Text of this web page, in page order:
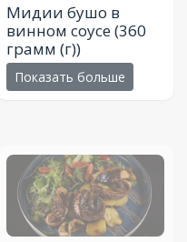
Мидии бушо в
винном соусе(360
грамм (г))
Показать больше